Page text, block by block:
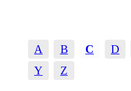
A B C D
Y
Z